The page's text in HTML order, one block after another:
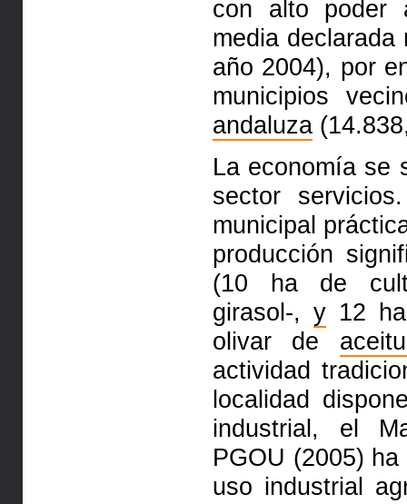
con alto poder
media
año 2004), por
municipios
andaluza
La economía se
sector
municipal
producción
(10 ha de
girasol-, y12 ha
olivar de
actividad
localidad
industrial, el
PGOU (2005)
uso industrial